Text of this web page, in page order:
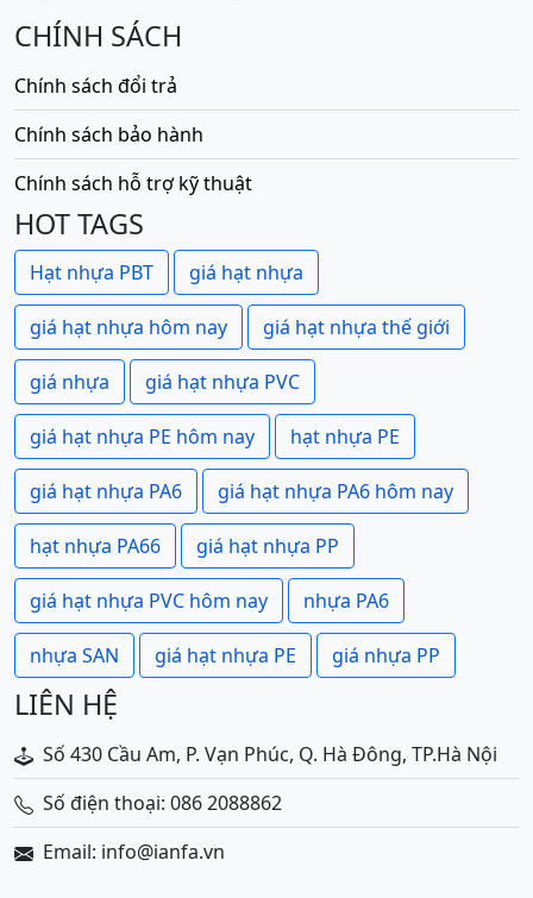
CHÍNH SÁCH
Chính sách đổi trả
Chính sách bảo hành
Chính sách hỗ trợ kỹ thuật
HOT TAGS
Hạt nhựa PBT giá hạt nhựa
giá hạt nhựa hôm nay giá hạt nhựa thế giới
giá nhựa giá hạt nhựa PVC
giá hạt nhựa PE hôm nay hạt nhựa PE
giá hạt nhựa PA6 giá hạt nhựa PA6 hôm nay
hạt nhựa PA66 giá hạt nhựa PP
giá hạt nhựa PVC hôm nay nhựa PA6
nhựa SAN giá hạt nhựa PE giá nhựa PP
LIÊN HỆ
Số 430 Cầu Am, P. Vạn Phúc, Q. Hà Đông, TP.Hà Nội
Số điện thoại: 086 2088862
Email: info@ianfa.vn